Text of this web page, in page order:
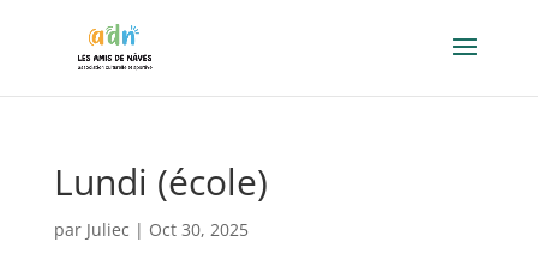
Lundi (école)
par Juliec | Oct 30, 2025